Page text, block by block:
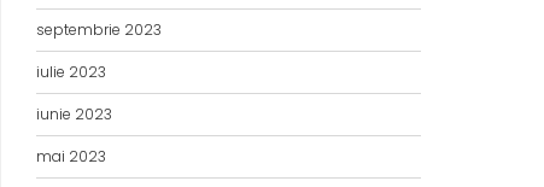
septembrie 2023
iulie 2023
iunie 2023
mai 2023